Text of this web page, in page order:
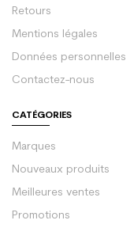
Retours
Mentions légales
Données personnelles
Contactez-nous
CATÉGORIES
Marques
Nouveaux produits
Meilleures ventes
Promotions